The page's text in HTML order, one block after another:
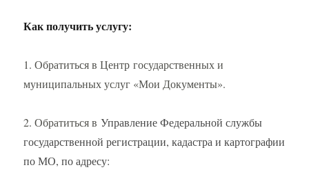
Как получить услугу:
1. Обратиться в Центр государственных и
муниципальных услуг «Мои Документы».
2. Обратиться вУправление Федеральной службы
государственной регистрации, кадастра и картографии
по МО, по адресу: